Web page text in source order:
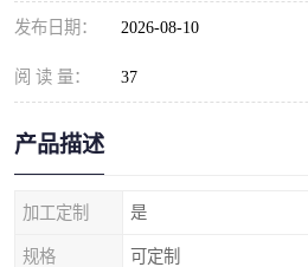
发布日期： 2026-08-10
阅 读 量： 37
产品描述
加工定制 是
规格 可定制